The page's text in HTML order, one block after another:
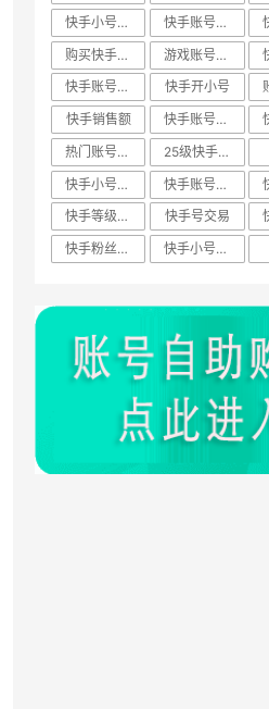
快手小号批发
快手账号出售
购买快手账号
游戏账号交易
快手账号回收
快手开小号
快手销售额
快手账号转让
热门账号数据
25级快手账号
快手小号平台
快手账号私人
快手等级神器
快手号交易
快手粉丝账号
快手小号技巧